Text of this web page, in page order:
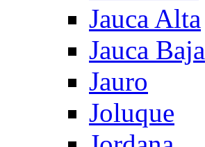
Jauca Alta
Jauca Baja
Jauro
Joluque